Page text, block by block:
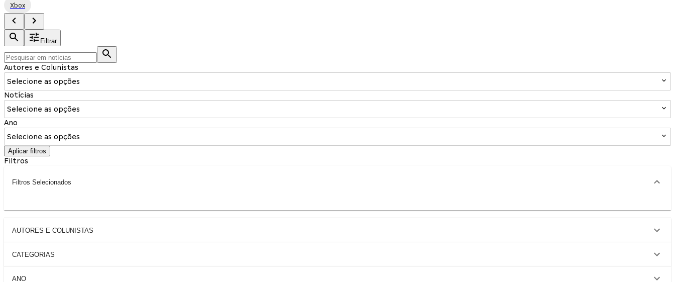
Xbox
Filtrar
Autores e Colunistas
Selecione as opções
Notícias
Selecione as opções
Ano
Selecione as opções
Aplicar filtros
Filtros
Filtros Selecionados
AUTORES E COLUNISTAS
CATEGORIAS
ANO